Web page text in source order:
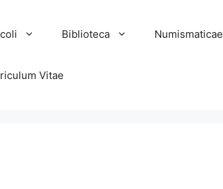
Biblioteca Numismaticae
Vitae